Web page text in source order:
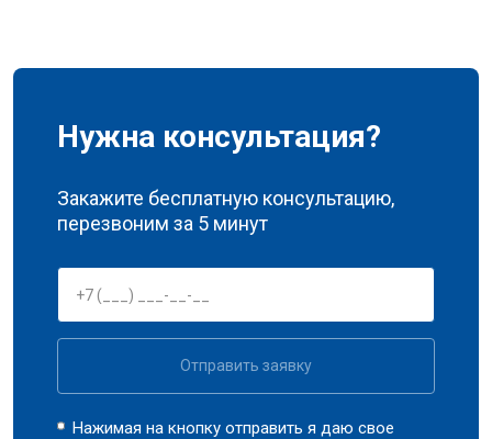
Нужна консультация?
Закажите бесплатную консультацию,
перезвоним за 5 минут
Отправить заявку
Нажимая на кнопку отправить я даю свое